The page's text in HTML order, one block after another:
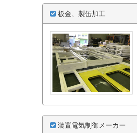
板金、製缶加工
装置電気制御メーカー